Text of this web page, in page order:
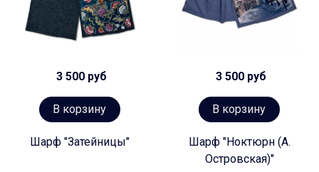
3 500 руб
В корзину
Шарф "Затейницы"
3 500 руб
В корзину
Шарф "Ноктюрн (А.
Островская)"